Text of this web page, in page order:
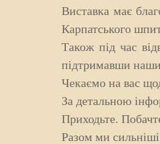
Виставка має
Карпатського
Також під час
підтримавши
Чекаємо на вас
За детальною
Приходьте.
Разом ми